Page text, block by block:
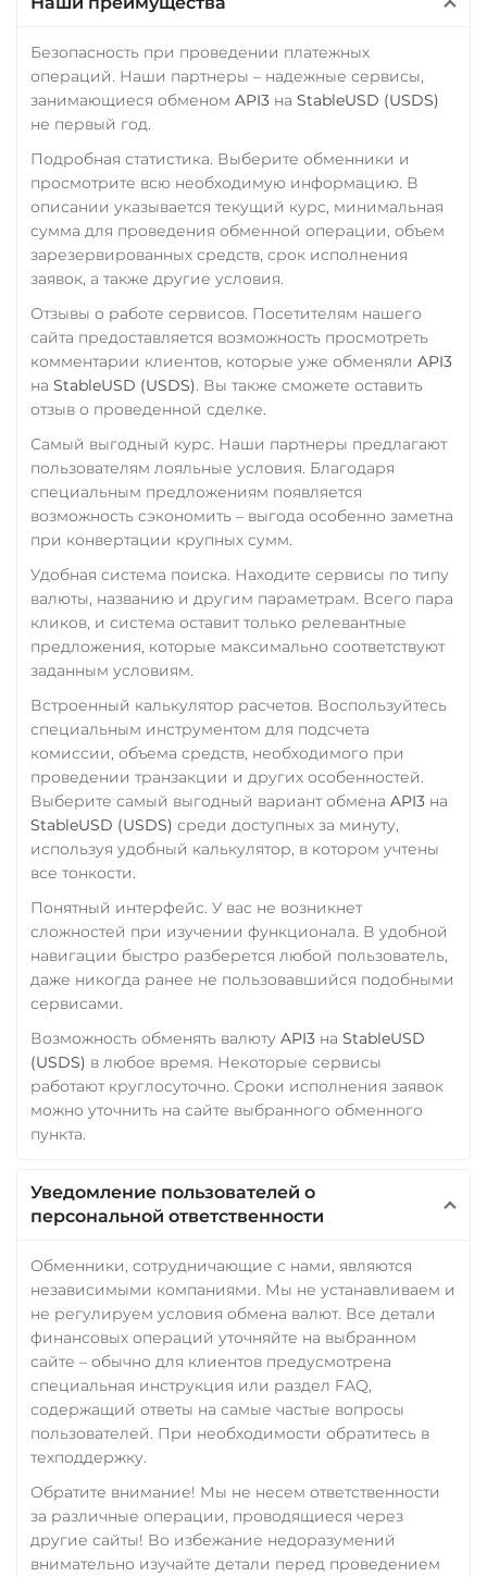
USD Coin (USDC)
SOL
Polygon
CRONOS
ARB
OP
BASE
RONIN
Utopia USD (UUSD)
VeChain (VET)
Wrapped Bitcoin (WBTC)
ERC20 AVAXC
Wrapped Ethereum (WETH)
ERC20 AVAXC
BASE
CRO
RONIN
Yearn.finance (YFI)
Zcash (ZEC)
Русский Стандарт RUB
Сбербанк
RUB QR RUB
СБП RUB
Счет ИП/ООО
USD
Тинькофф
RUB QR RUB
Фридом Банк KZT
Центр Кредит KZT
Элкарт KGS
Безопасность при проведении платежных
операций. Наши партнеры – надежные сервисы,
занимающиеся обменом API3 на StableUSD (USDS)
не первый год.
Подробная статистика. Выберите обменники и
просмотрите всю необходимую информацию. В
описании указывается текущий курс, минимальная
сумма для проведения обменной операции, объем
зарезервированных средств, срок исполнения
заявок, а также другие условия.
Отзывы о работе сервисов. Посетителям нашего
сайта предоставляется возможность просмотреть
комментарии клиентов, которые уже обменяли API3
на StableUSD (USDS). Вы также сможете оставить
отзыв о проведенной сделке.
Самый выгодный курс. Наши партнеры предлагают
пользователям лояльные условия. Благодаря
специальным предложениям появляется
возможность сэкономить – выгода особенно заметна
при конвертации крупных сумм.
Удобная система поиска. Находите сервисы по типу
валюты, названию и другим параметрам. Всего пара
кликов, и система оставит только релевантные
предложения, которые максимально соответствуют
заданным условиям.
Встроенный калькулятор расчетов. Воспользуйтесь
специальным инструментом для подсчета
комиссии, объема средств, необходимого при
проведении транзакции и других особенностей.
Выберите самый выгодный вариант обмена API3 на
StableUSD (USDS) среди доступных за минуту,
используя удобный калькулятор, в котором учтены
все тонкости.
Понятный интерфейс. У вас не возникнет
сложностей при изучении функционала. В удобной
навигации быстро разберется любой пользователь,
даже никогда ранее не пользовавшийся подобными
сервисами.
Возможность обменять валюту API3 на StableUSD
(USDS) в любое время. Некоторые сервисы
работают круглосуточно. Сроки исполнения заявок
можно уточнить на сайте выбранного обменного
пункта.
Уведомление пользователей о
персональной ответственности
Обменники, сотрудничающие с нами, являются
независимыми компаниями. Мы не устанавливаем и
не регулируем условия обмена валют. Все детали
финансовых операций уточняйте на выбранном
сайте – обычно для клиентов предусмотрена
специальная инструкция или раздел FAQ,
содержащий ответы на самые частые вопросы
пользователей. При необходимости обратитесь в
техподдержку.
Обратите внимание! Мы не несем ответственности
за различные операции, проводящиеся через
другие сайты! Во избежание недоразумений
внимательно изучайте детали перед проведением